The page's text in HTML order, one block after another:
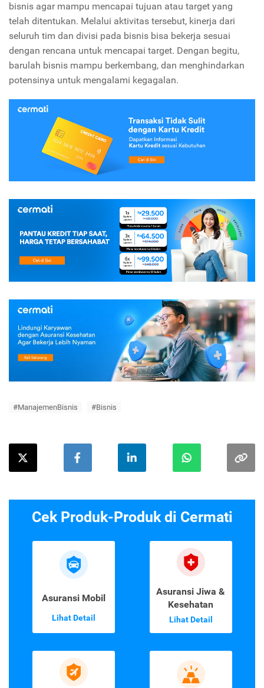
bisnis agar mampu mencapai tujuan atau target yang
telah ditentukan. Melalui aktivitas tersebut, kinerja dari
seluruh tim dan divisi pada bisnis bisa bekerja sesuai
dengan rencana untuk mencapai target. Dengan begitu,
barulah bisnis mampu berkembang, dan menghindarkan
potensinya untuk mengalami kegagalan.
#ManajemenBisnis #Bisnis
Cek Produk-Produk di Cermati
Asuransi Mobil
Lihat Detail
Asuransi Jiwa &
Kesehatan
Lihat Detail